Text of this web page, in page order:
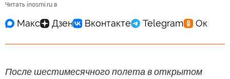
Читать inosmi.ru в
После шестимесячного полета в открытом